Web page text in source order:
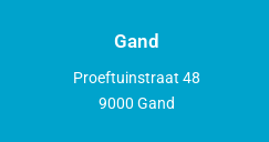
Gand
Proeftuinstraat 48
9000 Gand